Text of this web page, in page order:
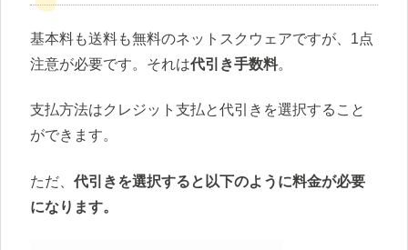
基本料も送料も無料のネットスクウェアですが、1点
注意が必要です。それは代引き手数料。
支払方法はクレジット支払と代引きを選択すること
ができます。
ただ、 代引きを選択すると以下のように料金が必要
になります。